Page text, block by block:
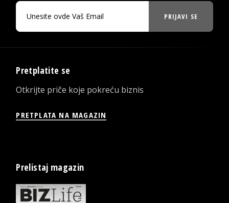
PRIJAVI SE
Pretplatite se
Otkrijte priče koje pokreću biznis
PRETPLATA NA MAGAZIN
Prelistaj magazin